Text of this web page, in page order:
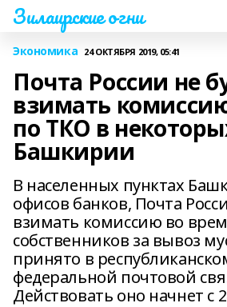
Зилаирские огни
Экономика 24 ОКТЯБРЯ 2019, 05:41
Почта России не
взимать
по ТКО в
Башкирии
В населенных пунктах
офисов банков, Почта
взимать комиссию во
собственников за вывоз
принято в
федеральной почтовой
Действовать оно начнет с